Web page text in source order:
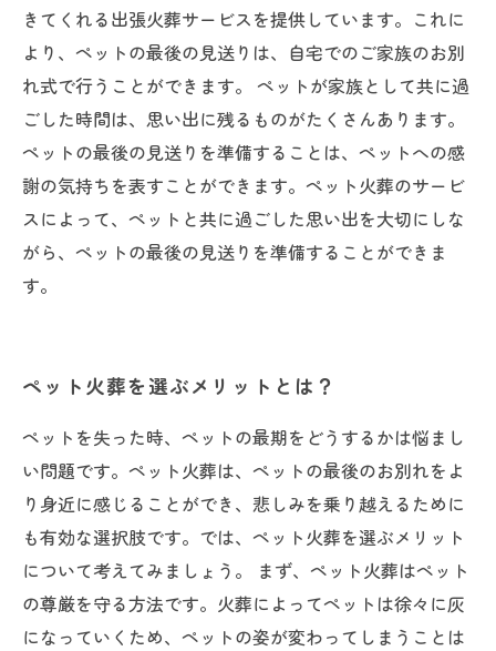
きてくれる出張火葬サービスを提供しています。これに
より、ペットの最後の見送りは、自宅でのご家族のお別
れ式で行うことができます。 ペットが家族として共に過
ごした時間は、思い出に残るものがたくさんあります。
ペットの最後の見送りを準備することは、ペットへの感
謝の気持ちを表すことができます。ペット火葬のサービ
スによって、ペットと共に過ごした思い出を大切にしな
がら、ペットの最後の見送りを準備することができま
す。
ペット火葬を選ぶメリットとは？
ペットを失った時、ペットの最期をどうするかは悩まし
い問題です。ペット火葬は、ペットの最後のお別れをよ
り身近に感じることができ、悲しみを乗り越えるために
も有効な選択肢です。では、ペット火葬を選ぶメリット
について考えてみましょう。 まず、ペット火葬はペット
の尊厳を守る方法です。火葬によってペットは徐々に灰
になっていくため、ペットの姿が変わってしまうことは